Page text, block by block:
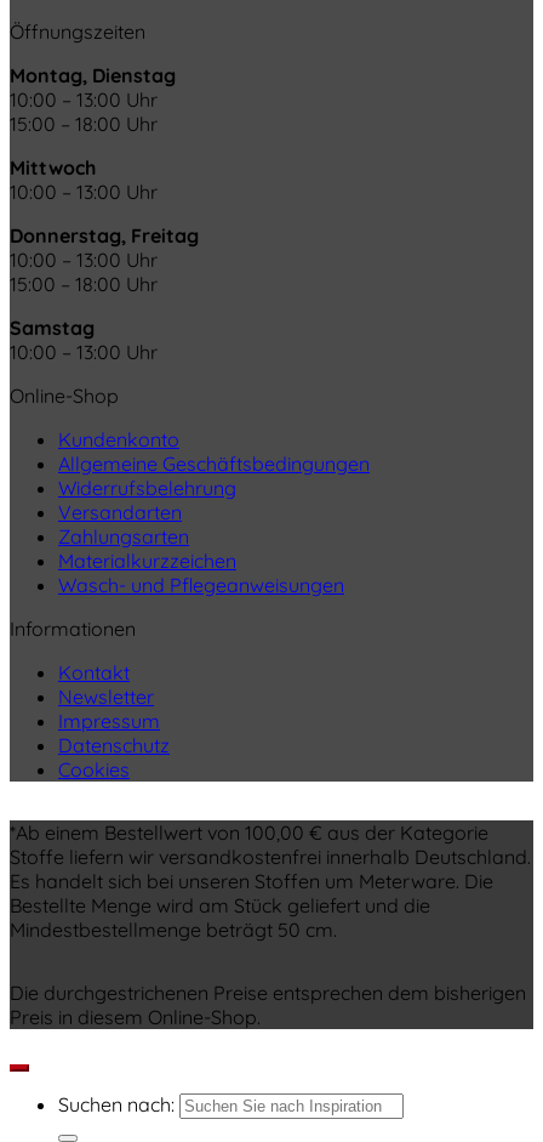
Öffnungszeiten
Montag, Dienstag
10:00 – 13:00 Uhr
15:00 – 18:00 Uhr
Mittwoch
10:00 – 13:00 Uhr
Donnerstag, Freitag
10:00 – 13:00 Uhr
15:00 – 18:00 Uhr
Samstag
10:00 – 13:00 Uhr
Online-Shop
Kundenkonto
Allgemeine Geschäftsbedingungen
Widerrufsbelehrung
Versandarten
Zahlungsarten
Materialkurzzeichen
Wasch- und Pflegeanweisungen
Informationen
Kontakt
Newsletter
Impressum
Datenschutz
Cookies
*Ab einem Bestellwert von 100,00 € aus der Kategorie
Stoffe liefern wir versandkostenfrei innerhalb Deutschland.
Es handelt sich bei unseren Stoffen um Meterware. Die
Bestellte Menge wird am Stück geliefert und die
Mindestbestellmenge beträgt 50 cm.
Die durchgestrichenen Preise entsprechen dem bisherigen
Preis in diesem Online-Shop.
Suchen nach: